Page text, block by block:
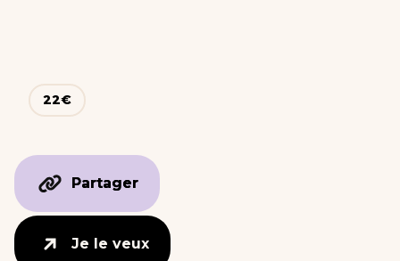
22€
Partager
Partager
Je le veux
Je le veux